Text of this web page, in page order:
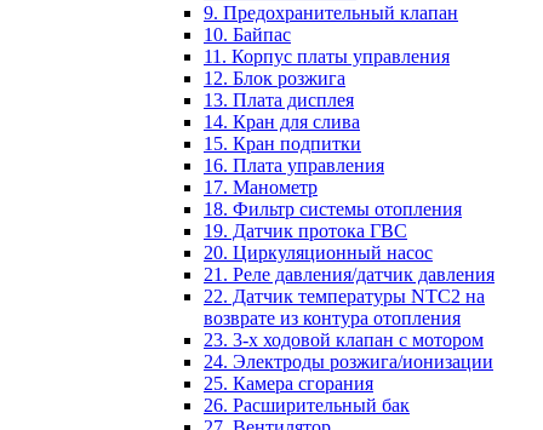
9. Предохранительный клапан
10. Байпас
11. Корпус платы управления
12. Блок розжига
13. Плата дисплея
14. Кран для слива
15. Кран подпитки
16. Плата управления
17. Манометр
18. Фильтр системы отопления
19. Датчик протока ГВС
20. Циркуляционный насос
21. Реле давления/датчик давления
22. Датчик температуры NTC2 на
возврате из контура отопления
23. 3-х ходовой клапан с мотором
24. Электроды розжига/ионизации
25. Камера сгорания
26. Расширительный бак